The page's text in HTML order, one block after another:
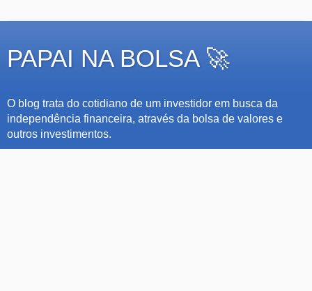
PAPAI NA BOLSA 🚀
O blog trata do cotidiano de um investidor em busca da
independência financeira, através da bolsa de valores e
outros investimentos.